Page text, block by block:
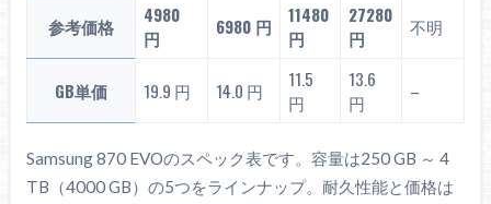
参考価格
4980
円
6980 円
11480
円
27280
円
不明
GB単価 19.9 円 14.0 円
11.5
円
13.6
円
–
Samsung 870 EVOのスペック表です。容量は250 GB ～ 4
TB（4000 GB）の5つをラインナップ。耐久性能と価格は